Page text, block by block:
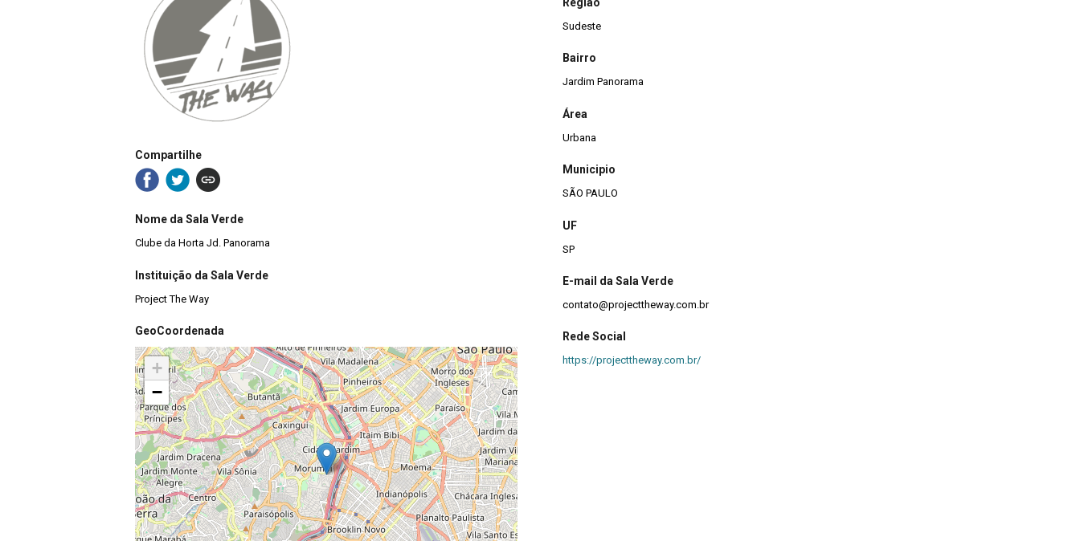
Compartilhe
Nome da Sala Verde
Clube da Horta Jd. Panorama
Instituição da Sala Verde
Project The Way
GeoCoordenada
+
−
Sudeste
Bairro
Jardim Panorama
Área
Urbana
Municipio
SÃO PAULO
UF
SP
E-mail da Sala Verde
contato@projecttheway.com.br
Rede Social
https://projecttheway.com.br/